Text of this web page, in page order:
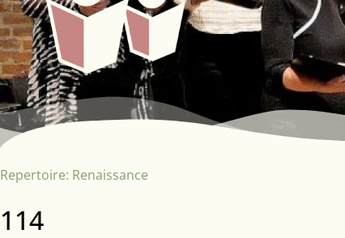
Repertoire: Renaissance
114